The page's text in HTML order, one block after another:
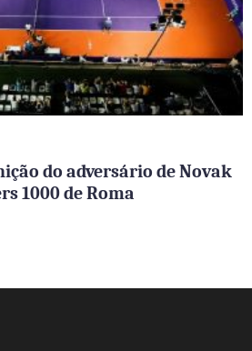
do adversário de Novak
1000 de Roma